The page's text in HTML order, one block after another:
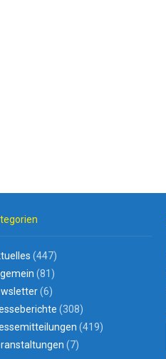
(447)
(81)
(6)
(308)
(419)
(7)